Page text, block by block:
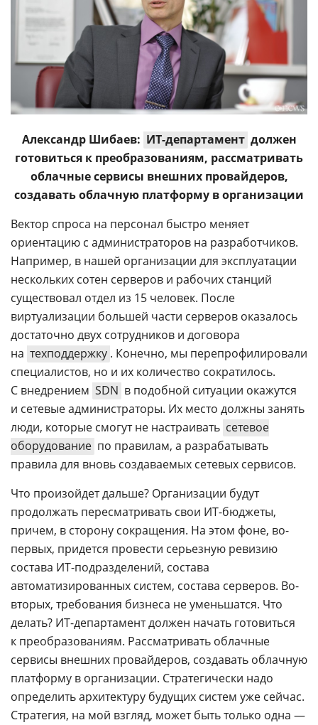
Александр Шибаев: ИТ-департамент должен
готовиться к преобразованиям, рассматривать
облачные сервисы внешних провайдеров,
создавать облачную платформу в организации
Вектор спроса на персонал быстро меняет
ориентацию с администраторов на разработчиков.
Например, в нашей организации для эксплуатации
нескольких сотен серверов и рабочих станций
существовал отдел из 15 человек. После
виртуализации большей части серверов оказалось
достаточно двух сотрудников и договора
на техподдержку . Конечно, мы перепрофилировали
специалистов, но и их количество сократилось.
С внедрением SDN в подобной ситуации окажутся
и сетевые администраторы. Их место должны занять
люди, которые смогут не настраивать сетевое
оборудование по правилам, а разрабатывать
правила для вновь создаваемых сетевых сервисов.
Что произойдет дальше? Организации будут
продолжать пересматривать свои ИТ-бюджеты,
причем, в сторону сокращения. На этом фоне, во-
первых, придется провести серьезную ревизию
состава ИТ-подразделений, состава
автоматизированных систем, состава серверов. Во-
вторых, требования бизнеса не уменьшатся. Что
делать? ИТ-департамент должен начать готовиться
к преобразованиям. Рассматривать облачные
сервисы внешних провайдеров, создавать облачную
платформу в организации. Стратегически надо
определить архитектуру будущих систем уже сейчас.
Стратегия, на мой взгляд, может быть только одна —